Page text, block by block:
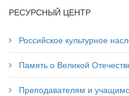
РЕСУРСНЫЙ ЦЕНТР
Российское культурное
Память о Великой
Преподавателям и